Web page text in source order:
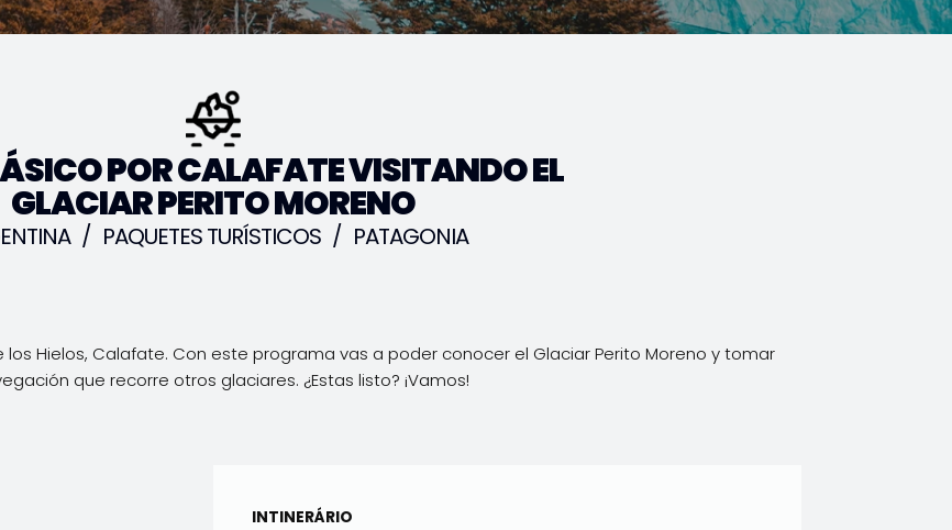
POR CALAFATE VISITANDO EL
GLACIAR PERITO MORENO
/ PAQUETES TURÍSTICOS / PATAGONIA
Hielos, Calafate. Con este programa vas a poder conocer el Glaciar Perito Moreno y tomar
que recorre otros glaciares. ¿Estas listo? ¡Vamos!
INTINERÁRIO